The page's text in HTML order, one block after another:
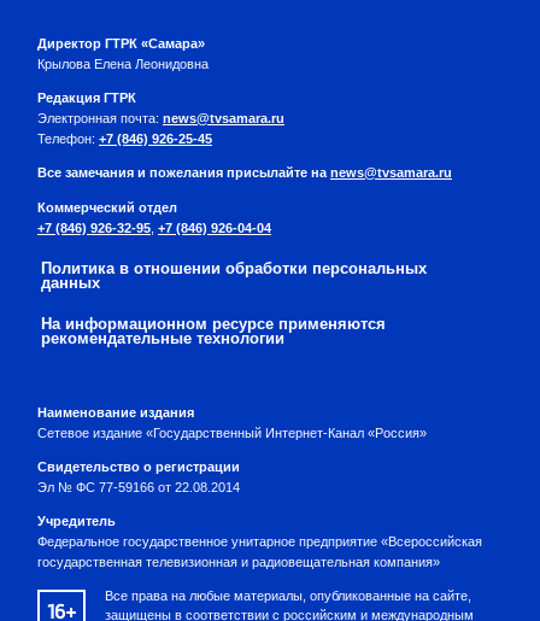
Директор ГТРК «Самара»
Крылова Елена Леонидовна
Редакция ГТРК
Электронная почта: news@tvsamara.ru
Телефон: +7 (846) 926-25-45
Все замечания и пожелания присылайте на news@tvsamara.ru
Коммерческий отдел
+7 (846) 926-32-95 +7 (846) 926-04-04
Политика в отношении обработки персональных
данных
На информационном ресурсе применяются
рекомендательные технологии
Наименование издания
Сетевое издание «Государственный Интернет-Канал «Россия»
Свидетельство о регистрации
Эл № ФС 77-59166 от 22.08.2014
Учредитель
Федеральное государственное унитарное предприятие «Всероссийская
государственная телевизионная и радиовещательная компания»
16+
Все права на любые материалы, опубликованные на сайте,
защищены в соответствии с российским и международным